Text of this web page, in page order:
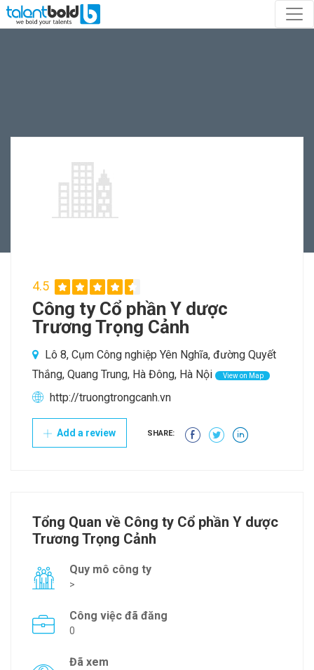
4.5
Công ty Cổ phần Y dược
Trương Trọng Cảnh
Lô 8, Cụm Công nghiệp Yên Nghĩa, đường Quyết
Thắng, Quang Trung, Hà Đông, Hà Nội
View on Map
http://truongtrongcanh.vn
Add a review SHARE:
Tổng Quan về Công ty Cổ phần Y dược
Trương Trọng Cảnh
Quy mô công ty
>
Công việc đã đăng
0
Đã xem